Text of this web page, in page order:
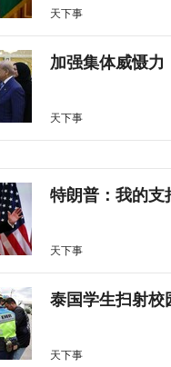
天下事
加强集体威慑
天下事
特朗普：我的支
天下事
泰国学生扫射校
天下事